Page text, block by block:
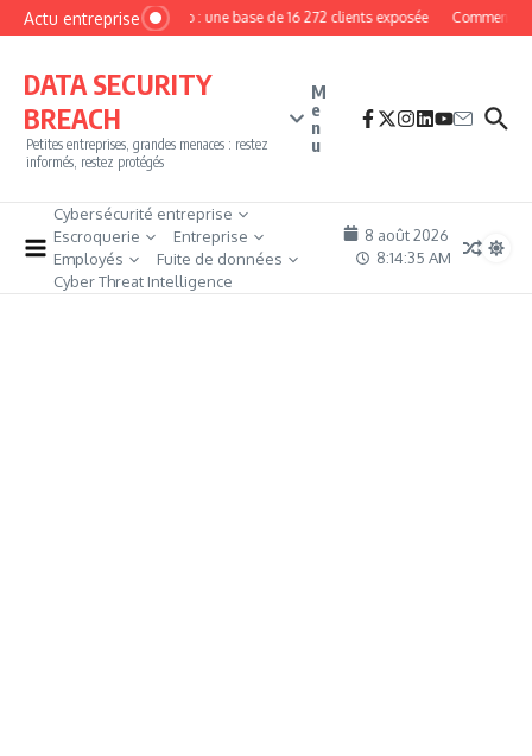
Aller au contenu
Actu entrepriseMyPhoto : une base de 16 272 clients exposée Comment
DATA SECURITY
BREACH
Petites entreprises, grandes menaces : restez
informés, restez protégés
M
e
n
u
Cybersécurité entreprise
Escroquerie
Entreprise
Employés
Fuite de données
Cyber Threat Intelligence
8 août 2026
8:14:36 AM